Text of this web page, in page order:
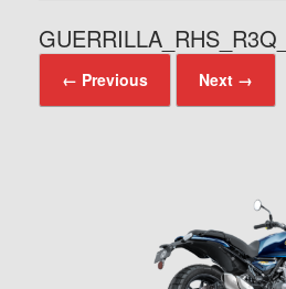
← Previous Next →